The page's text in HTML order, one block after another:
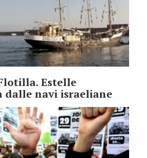
Estelle
dalle navi israeliane